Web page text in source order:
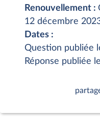
Renouvellement :
12 décembre
Dates :
Question publiée
Réponse publiée le